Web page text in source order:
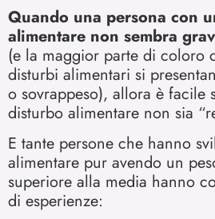
Quando una persona con
alimentare non sembra
(e la maggior parte di coloro
disturbi alimentari si
o sovrappeso), allora è
disturbo alimentare non sia
E tante persone che hanno
alimentare pur avendo un
superiore alla media hanno
di esperienze: